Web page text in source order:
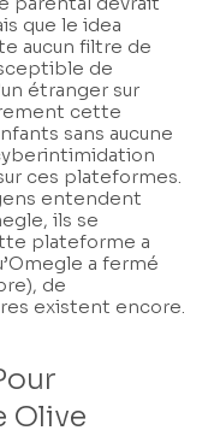
que le idea
aucun filtre de
de
étranger sur
cette
sans aucune
ces plateformes.
entendent
ils se
plateforme a
a fermé
de
existent encore.
Olive